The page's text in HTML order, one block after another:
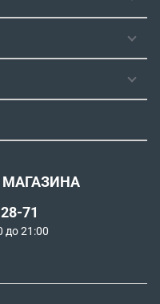
МАГАЗИНА
71
до 21:00